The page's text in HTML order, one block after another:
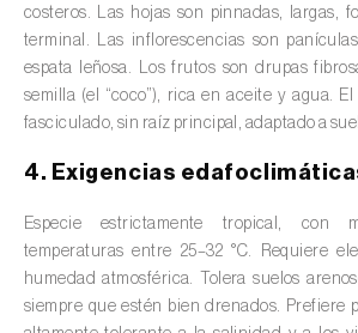
Avena (Avena sativa )
Batata dulce (Ipomoea batatas
Begonia spp.)
Berenjena (Solanum
Berenjena africana ( Solanum
costeros. Las hojas son pinnadas, largas,
terminal. Las inflorescencias son
espata leñosa. Los frutos son drupas
semilla (el “coco”), rica en aceite y agua.
fasciculado, sin raíz principal, adaptado a
4. Exigencias
Especie estrictamente tropical, con
temperaturas entre 25–32 °C. Requiere
humedad atmosférica. Tolera suelos
siempre que estén bien drenados. Prefiere